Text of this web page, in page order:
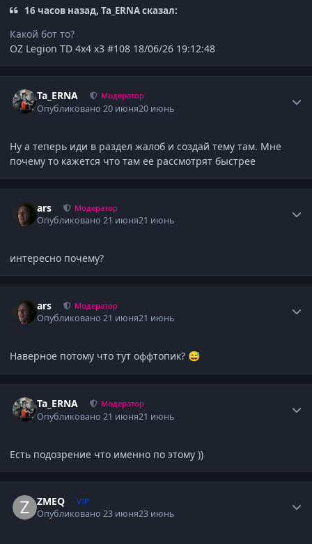
16 часов назад, Ta_ERNA сказал:
Какой бот то?
OZ Legion TD 4x4 x3 #108 18/06/26 19:12:48
Ta_ERNA Модератор
Опубликовано20 июня20 июнь
Ну а теперь иди в раздел жалоб и создай тему там. Мне
почему то кажется что там ее рассмотрят быстрее
ars Модератор
Опубликовано21 июня21 июнь
интересно почему?
ars Модератор
Опубликовано21 июня21 июнь
Наверное потому что тут оффтопик? 😅
Ta_ERNA Модератор
Опубликовано21 июня21 июнь
Есть подозрение что именно по этому ))
ZMEQ VIP
Опубликовано23 июня23 июнь